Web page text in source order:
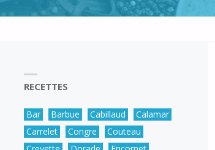
RECETTES
Bar Barbue Cabillaud
Calamar
Carrelet
Congre
Couteau